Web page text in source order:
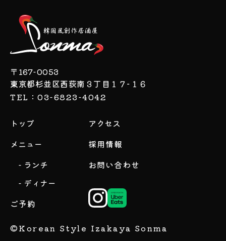
〒167-0053
東京都杉並区西荻南３丁目１７−１６
TEL：03-6823-4042
トップ
メニュー
- ランチ
- ディナー
ご予約
アクセス
採用情報
お問い合わせ
©Korean Style Izakaya Sonma